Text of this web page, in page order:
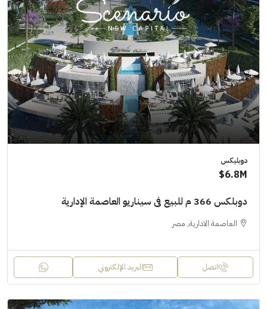
دوبليكس
6.8M$
دوبلكس 366 م للبيع فى سيناريو العاصمة الإدارية
العاصمة الادارية, مصر
اتصل البريد الإلكتروني